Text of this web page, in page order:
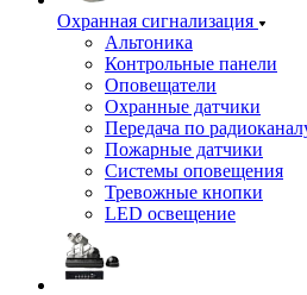
Охранная сигнализация
Альтоника
Контрольные панели
Оповещатели
Охранные датчики
Передача по
Пожарные датчики
Системы оповещения
Тревожные кнопки
LED освещение